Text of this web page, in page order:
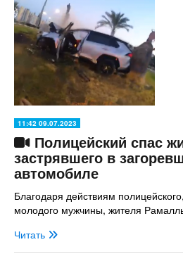
11:42 09.07.2023
Полицейский спас
застрявшего в
автомобиле
Благодаря действиям
молодого мужчины, жителя
Читать